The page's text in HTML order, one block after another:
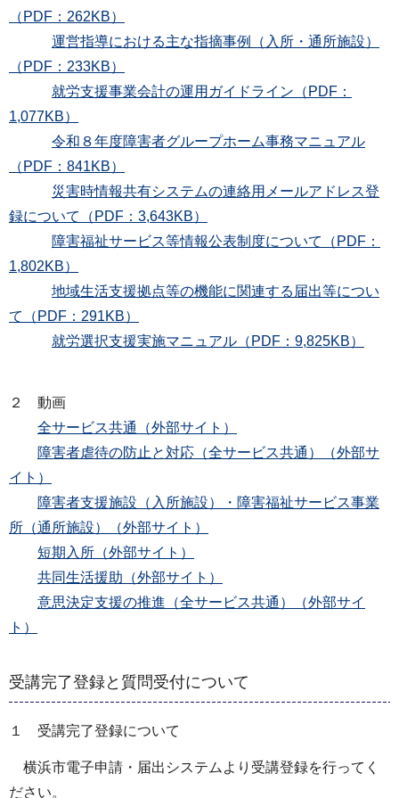
（PDF：262KB）
運営指導における主な指摘事例（入所・通所施設）
（PDF：233KB）
就労支援事業会計の運用ガイドライン（PDF：
1,077KB）
令和８年度障害者グループホーム事務マニュアル
（PDF：841KB）
災害時情報共有システムの連絡用メールアドレス登
録について（PDF：3,643KB）
障害福祉サービス等情報公表制度について（PDF：
1,802KB）
地域生活支援拠点等の機能に関連する届出等につい
て（PDF：291KB）
就労選択支援実施マニュアル（PDF：9,825KB）
２ 動画
全サービス共通（外部サイト）
障害者虐待の防止と対応（全サービス共通）（外部サ
イト）
障害者支援施設（入所施設）・障害福祉サービス事業
所（通所施設）（外部サイト）
短期入所（外部サイト）
共同生活援助（外部サイト）
意思決定支援の推進（全サービス共通）（外部サイ
ト）
受講完了登録と質問受付について
１ 受講完了登録について
横浜市電子申請・届出システムより受講登録を行ってく
ださい。